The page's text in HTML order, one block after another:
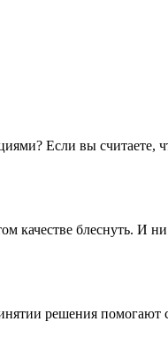
Если вы считаете,
качестве блеснуть. И
решения